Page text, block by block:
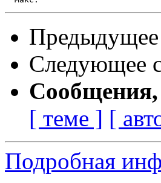
Следующее
[ теме ] [
Подробная